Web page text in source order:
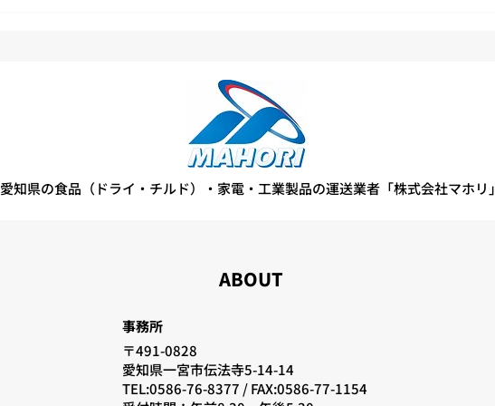
愛知県の食品（ドライ・チルド）・家電・工業製品の運送業者「株式会社マホリ」
ABOUT
事務所
〒491-0828
愛知県一宮市伝法寺5-14-14
TEL:0586-76-8377 /FAX:0586-77-1154